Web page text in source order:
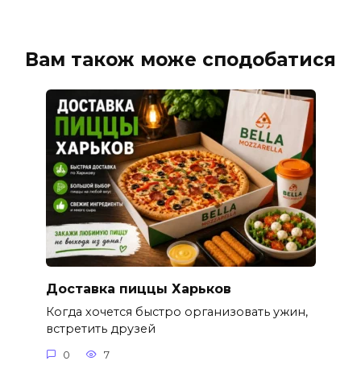
Вам також може сподобатися
Доставка пиццы Харьков
Когда хочется быстро организовать ужин,
встретить друзей
0 7